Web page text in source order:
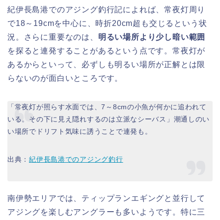
紀伊長島港でのアジング釣行記によれば、常夜灯周り
で18～19cmを中心に、時折20cm超も交じるという状
況。さらに重要なのは、 明るい場所より少し暗い範囲
を探ると連発することがあるという点です。常夜灯が
あるからといって、必ずしも明るい場所が正解とは限
らないのが面白いところです。
「常夜灯が照らす水面では、7～8cmの小魚が何かに追われて
いる。その下に見え隠れするのは立派なシーバス」潮通しのい
い場所でドリフト気味に誘うことで連発も。
出典：紀伊長島港でのアジング釣行
南伊勢エリアでは、ティップランエギングと並行して
アジングを楽しむアングラーも多いようです。特に三